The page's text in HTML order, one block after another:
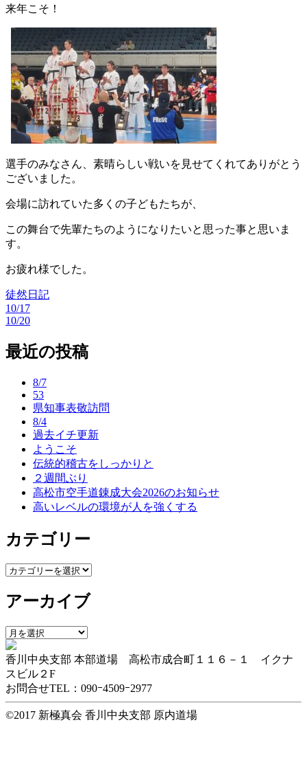
来年こそ！
選手のみなさん、素晴らしい戦いを見せてくれてありがとう
ございました。
会場に訪れていた多くの子どもたちが、
この舞台で先輩たちのようになりたいと思った事と思いま
す。
お疲れ様でした。
徒然日記
投
ナ
10/17
10/20
最近の投稿
8/7
53
県知事表敬訪問
8/4
過去イチ更新
ようこそ
伝統的稽古をしっかりと
２週間ぶり
高松市空手道錬成大会2026のお知らせ
高いレベルの環境が人を強くする
カテゴリー
カ
ゴ
ー
アーカイブ
ア
ー
カ
イ
ブ
香川中央支部 本部道場 高松市成合町１１６－１ イクナ
スビル２F
お問合せTEL：090ｰ4509ｰ2977
©2017 新極真会 香川中央支部 原内道場